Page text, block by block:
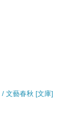
文藝春秋 [文庫]